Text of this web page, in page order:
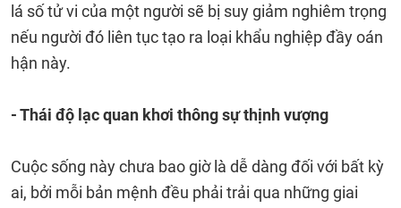
lá số tử vi của một người sẽ bị suy giảm nghiêm trọng
nếu người đó liên tục tạo ra loại khẩu nghiệp đầy oán
hận này.
- Thái độ lạc quan khơi thông sự thịnh vượng
Cuộc sống này chưa bao giờ là dễ dàng đối với bất kỳ
ai, bởi mỗi bản mệnh đều phải trải qua những giai